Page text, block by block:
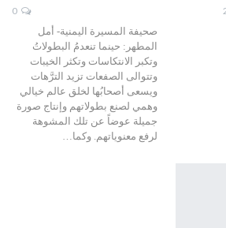
صحيفة المسيرة اليمنية- أمل
المطهر: حينما تنعدمُ البطولاتُ
وتكبر الانتكاسات وتكثر الخيبات
وتتوالى الصفعات تزيد الترَّهات
ويسعى أصحابُها لخلق عالم خيالي
وهمي لصنع بطولاتهم وإنتاج صورة
جميلة عوضاً عن تلك المشوهة
لرفع معنوياتهم. وكما…